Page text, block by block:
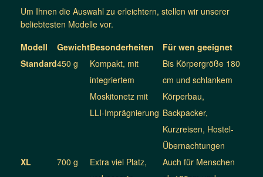
Um Ihnen die Auswahl zu erleichtern, stellen wir unserer
beliebtesten Modelle vor.
Modell
GewichtBesonderheiten
Für wen geeignet
Standard450 g
Kompakt, mit
integriertem
Moskitonetz mit
LLI-Imprägnierung
Bis Körpergröße 180
cm und schlankem
Körperbau,
Backpacker,
Kurzreisen, Hostel-
Übernachtungen
XL
700 g
Extra viel Platz,
Auch für Menschen